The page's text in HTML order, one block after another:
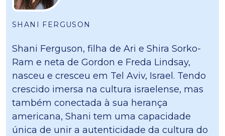
SHANI FERGUSON
Shani Ferguson, filha de Ari e Shira Sorko-
Ram e neta de Gordon e Freda Lindsay,
nasceu e cresceu em Tel Aviv, Israel. Tendo
crescido imersa na cultura israelense, mas
também conectada à sua herança
americana, Shani tem uma capacidade
única de unir a autenticidade da cultura do